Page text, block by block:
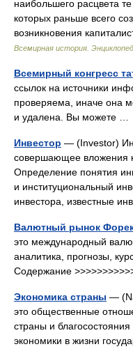
наибольшего расцвета
которых раньше всего
возникновения
Всемирная история.
Всемирный конгресс
ссылок на источники
проверяема, иначе она
и удалена. Вы можете …
Инвестор — (Investor)
совершающее вложения
Определение понятия
и институциональный
инвестора, известные
Валютный рынок
это международный
аналитика, прогнозы,
Содержание
Экономика страны —
это общественные
страны и
экономики в жизни